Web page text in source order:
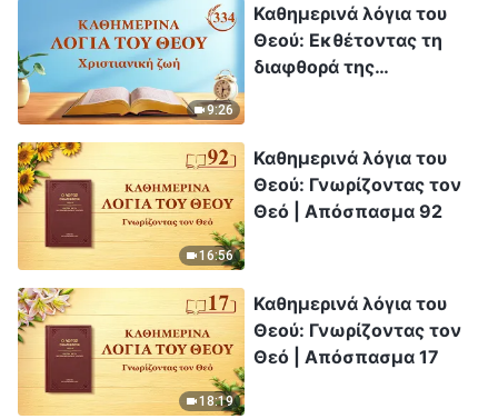
9:26
Καθημερινά λόγια του
Θεού: Εκθέτοντας τη
διαφθορά της
16:56
Καθημερινά λόγια του
Θεού: Γνωρίζοντας τον
Θεό | Απόσπασμα 92
18:19
Καθημερινά λόγια του
Θεού: Γνωρίζοντας τον
Θεό | Απόσπασμα 17